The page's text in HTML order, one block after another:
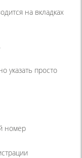
на вкладках
указать просто
номер